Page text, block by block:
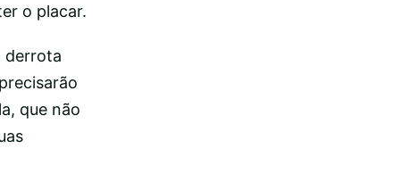
o placar.
derrota
que não